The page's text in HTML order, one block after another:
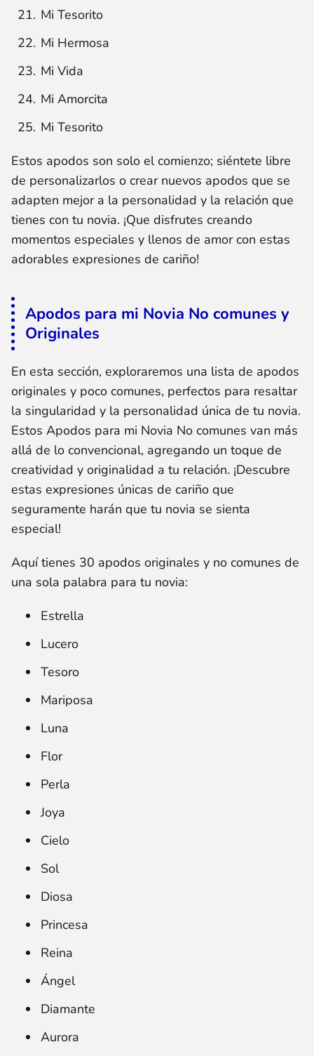
Mi Tesorito
Mi Hermosa
Mi Vida
Mi Amorcita
Mi Tesorito
Estos apodos son solo el comienzo; siéntete libre
de personalizarlos o crear nuevos apodos que se
adapten mejor a la personalidad y la relación que
tienes con tu novia. ¡Que disfrutes creando
momentos especiales y llenos de amor con estas
adorables expresiones de cariño!
Apodos para mi Novia No comunes y
Originales
En esta sección, exploraremos una lista de apodos
originales y poco comunes, perfectos para resaltar
la singularidad y la personalidad única de tu novia.
Estos Apodos para mi Novia No comunes van más
allá de lo convencional, agregando un toque de
creatividad y originalidad a tu relación. ¡Descubre
estas expresiones únicas de cariño que
seguramente harán que tu novia se sienta
especial!
Aquí tienes 30 apodos originales y no comunes de
una sola palabra para tu novia:
Estrella
Lucero
Tesoro
Mariposa
Luna
Flor
Perla
Joya
Cielo
Sol
Diosa
Princesa
Reina
Ángel
Diamante
Aurora